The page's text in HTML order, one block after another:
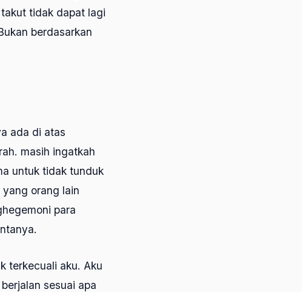
tidak dapat lagi
berdasarkan
ada di atas
masih ingatkah
untuk tidak tunduk
orang lain
para
terkecuali aku. Aku
sesuai apa